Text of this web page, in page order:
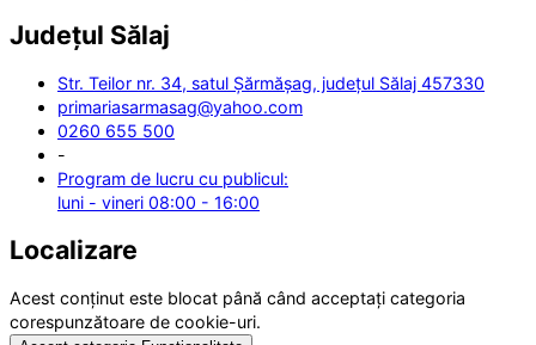
Județul Sălaj
Str. Teilor nr. 34, satul Șărmășag, județul Sălaj 457330
primariasarmasag@yahoo.com
0260 655 500
-
Program de lucru cu publicul:
luni - vineri 08:00 - 16:00
Localizare
Acest conținut este blocat până când acceptați categoria
corespunzătoare de cookie-uri.